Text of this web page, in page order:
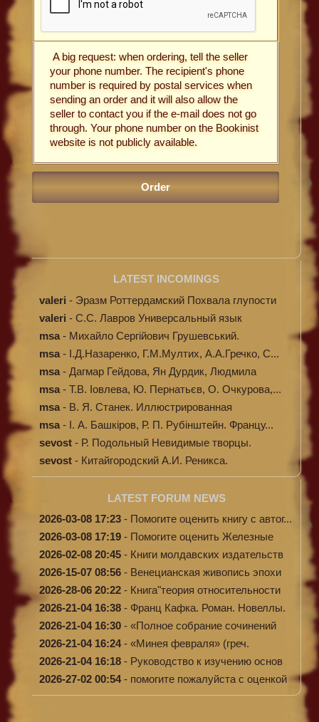
A big request: when ordering, tell the seller
your phone number. The recipient's phone
number is required by postal services when
sending an order and it will also allow the
seller to contact you if the e-mail does not go
through. Your phone number on the Bookinist
website is not publicly available.
LATEST INCOMINGS
valeri - Эразм Роттердамский Похвала глупости
valeri - C.С. Лавров Универсальный язык
программи...
msa - Михайло Сергійович Грушевський.
Ілюстров...
msa - І.Д.Назаренко, Г.М.Мултих, А.А.Гречко, С...
msa - Дагмар Гейдова, Ян Дурдик, Людмила
Кибал...
msa - Т.В. Іовлева, Ю. Пернатьєв, О. Очкурова,...
msa - В. Я. Станек. Иллюстрированная
энциклопе...
msa - І. А. Башкіров, Р. П. Рубінштейн. Францу...
sevost - Р. Подольный Невидимые творцы.
sevost - Китайгородский А.И. Реникса.
LATEST FORUM NEWS
2026-03-08 17:23 - Помогите оценить книгу с автог...
2026-03-08 17:19 - Помогите оценить Железные
доро...
2026-02-08 20:45 - Книги молдавских издательств
2026-15-07 08:56 - Венецианская живопись эпохи
Во...
2026-28-06 20:22 - Книга"теория относительности
и...
2026-21-04 16:38 - Франц Кафка. Роман. Новеллы.
П...
2026-21-04 16:30 - «Полное собрание сочинений
А.Н...
2026-21-04 16:24- «Минея февраля» (греч.
Μηναίον...
2026-21-04 16:18 - Руководство к изучению основ
к...
2026-27-02 00:54- помогите пожалуйста с оценкой
...